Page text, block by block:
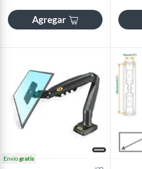
Agregar
Envíogratis